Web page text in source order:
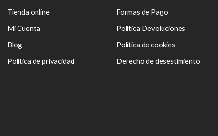
Tienda online
Mi Cuenta
Blog
Política de privacidad
Formas de Pago
Política Devoluciones
Política de cookies
Derecho de desestimiento